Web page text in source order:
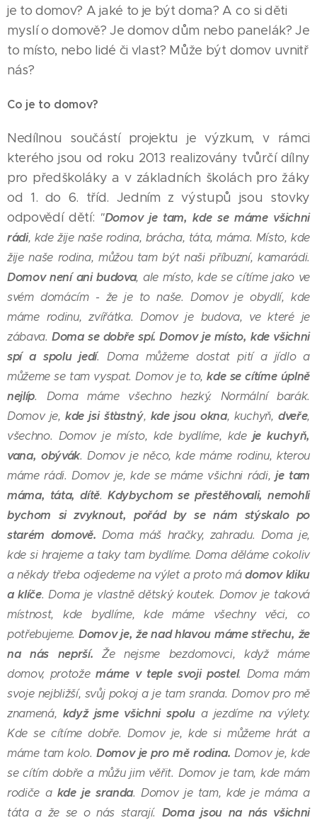
je to domov? A jaké to je být doma? A co si děti
myslí o domově? Je domov dům nebo panelák? Je
to místo, nebo lidé či vlast? Může být domov uvnitř
nás?
Co je to domov?
Nedílnou součástí projektu je výzkum, v rámci
kterého jsou od roku 2013 realizovány tvůrčí dílny
pro předškoláky a v základních školách pro žáky
od 1. do 6. tříd. Jedním z výstupů jsou stovky
odpovědí dětí: "Domov je tam, kde se máme všichni
rádi, kde žije naše rodina, brácha, táta, máma. Místo, kde
žije naše rodina, můžou tam být naši příbuzní, kamarádi.
Domov není ani budova, ale místo, kde se cítíme jako ve
svém domácím - že je to naše. Domov je obydlí, kde
máme rodinu, zvířátka. Domov je budova, ve které je
zábava.Doma se dobře spí. Domov je místo, kde všichni
spí a spolu jedí. Doma můžeme dostat pití a jídlo a
můžeme se tam vyspat. Domov je to,kde se cítíme úplně
nejlíp. Doma máme všechno hezký. Normální barák.
Domov je,kde jsi šťastný, kde jsou okna, kuchyň, dveře,
všechno. Domov je místo, kde bydlíme, kdeje kuchyň,
vana, obývák. Domov je něco, kde máme rodinu, kterou
máme rádi. Domov je, kde se máme všichni rádi, je tam
máma, táta, dítě.Kdybychom se přestěhovali, nemohli
bychom si zvyknout, pořád by se nám stýskalo po
starém domově. Doma máš hračky, zahradu. Doma je,
kde si hrajeme a taky tam bydlíme. Doma děláme cokoliv
a někdy třeba odjedeme na výlet a proto mádomov kliku
a klíče. Doma je vlastně dětský koutek. Domov je taková
místnost, kde bydlíme, kde máme všechny věci, co
potřebujeme. Domov je, že nad hlavou máme střechu, že
na nás neprší.Že nejsme bezdomovci, když máme
domov, protožemáme v teple svoji postel. Doma mám
svoje nejbližší, svůj pokoj a je tam sranda. Domov pro mě
znamená, když jsme všichni spolua jezdíme na výlety.
Kde se cítíme dobře. Domov je, kde si můžeme hrát a
máme tam kolo. Domov je pro mě rodina. Domov je, kde
se cítím dobře a můžu jim věřit. Domov je tam, kde mám
rodiče a kde je sranda. Domov je tam, kde je máma a
táta a že se o nás starají. Doma jsou na nás všichni